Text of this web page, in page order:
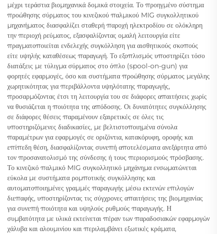
μέχρι τεράστια βιομηχανικά δομικά στοιχεία. Το προηγμένο σύστημα
προώθησης σύρματος του κινεζικού παλμικού MIG συγκολλητικού
μηχανήματος διασφαλίζει σταθερή παροχή ηλεκτροδίου σε ολόκληρη
την περιοχή ρεύματος, εξασφαλίζοντας ομαλή λειτουργία είτε
πραγματοποιείται ενδελεχής συγκόλληση για αισθητικούς σκοπούς
είτε υψηλής καταθέσεως παραγωγή. Το εξοπλισμός υποστηρίζει τόσο
διατάξεις με τύλιγμα σύρματος στο όπλο (spool-on-gun) για
φορητές εφαρμογές, όσο και συστήματα προώθησης σύρματος μεγάλης
χωρητικότητας για περιβάλλοντα υψηλότατης παραγωγής,
προσαρμόζοντας έτσι τη λειτουργία του σε διάφορες απαιτήσεις χωρίς
να θυσιάζεται η ποιότητα της απόδοσης. Οι δυνατότητες συγκόλλησης
σε διάφορες θέσεις παραμένουν εξαιρετικές σε όλες τις
υποστηριζόμενες διαδικασίες, με βελτιστοποιημένα σύνολα
παραμέτρων για εφαρμογές σε οριζόντια, κατακόρυφη, οροφής και
επίπεδη θέση, διασφαλίζοντας συνεπή αποτελέσματα ανεξάρτητα από
τον προσανατολισμό της σύνδεσης ή τους περιορισμούς πρόσβασης.
Το κινεζικό παλμικό MIG συγκολλητικό μηχάνημα ενσωματώνεται
εύκολα με συστήματα ρομποτικής συγκόλλησης και
αυτοματοποιημένες γραμμές παραγωγής μέσω εκτενών επιλογών
διεπαφής, υποστηρίζοντας τις σύγχρονες απαιτήσεις της βιομηχανίας
για συνεπή ποιότητα και υψηλούς ρυθμούς παραγωγής. Η
συμβατότητα με υλικά εκτείνεται πέραν των παραδοσιακών εφαρμογών
χάλυβα και αλουμινίου και περιλαμβάνει εξωτικές κράματα,